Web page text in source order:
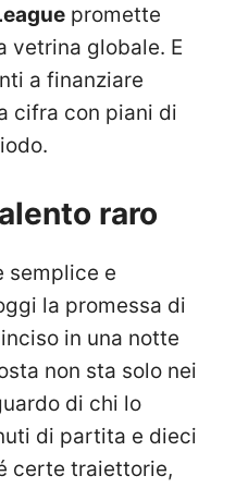
promette
vetrina globale. E
a finanziare
cifra con piani di
raro
semplice e
la promessa di
in una notte
non sta solo nei
di chi lo
di partita e dieci
certe traiettorie,